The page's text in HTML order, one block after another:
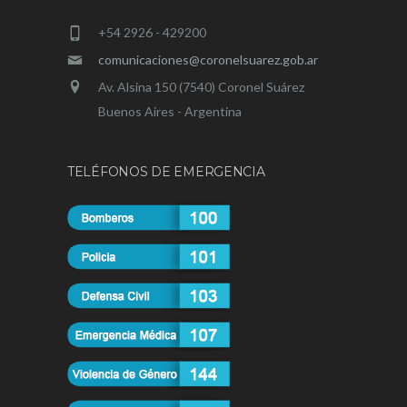
+54 2926 - 429200
comunicaciones@coronelsuarez.gob.ar
Av. Alsina 150 (7540) Coronel Suárez
Buenos Aires - Argentina
TELÉFONOS DE EMERGENCIA